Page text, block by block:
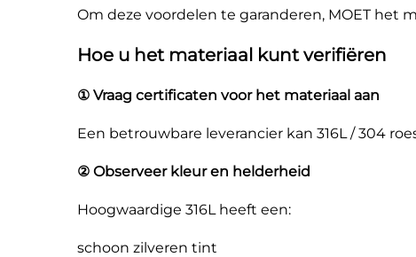
Om deze voordelen te garanderen, MOET het
Hoe u het materiaal kunt verifiëren
① Vraag certificaten voor het materiaal aan
Een betrouwbare leverancier kan 316L / 304
② Observeer kleur en helderheid
Hoogwaardige 316L heeft een:
schoon zilveren tint